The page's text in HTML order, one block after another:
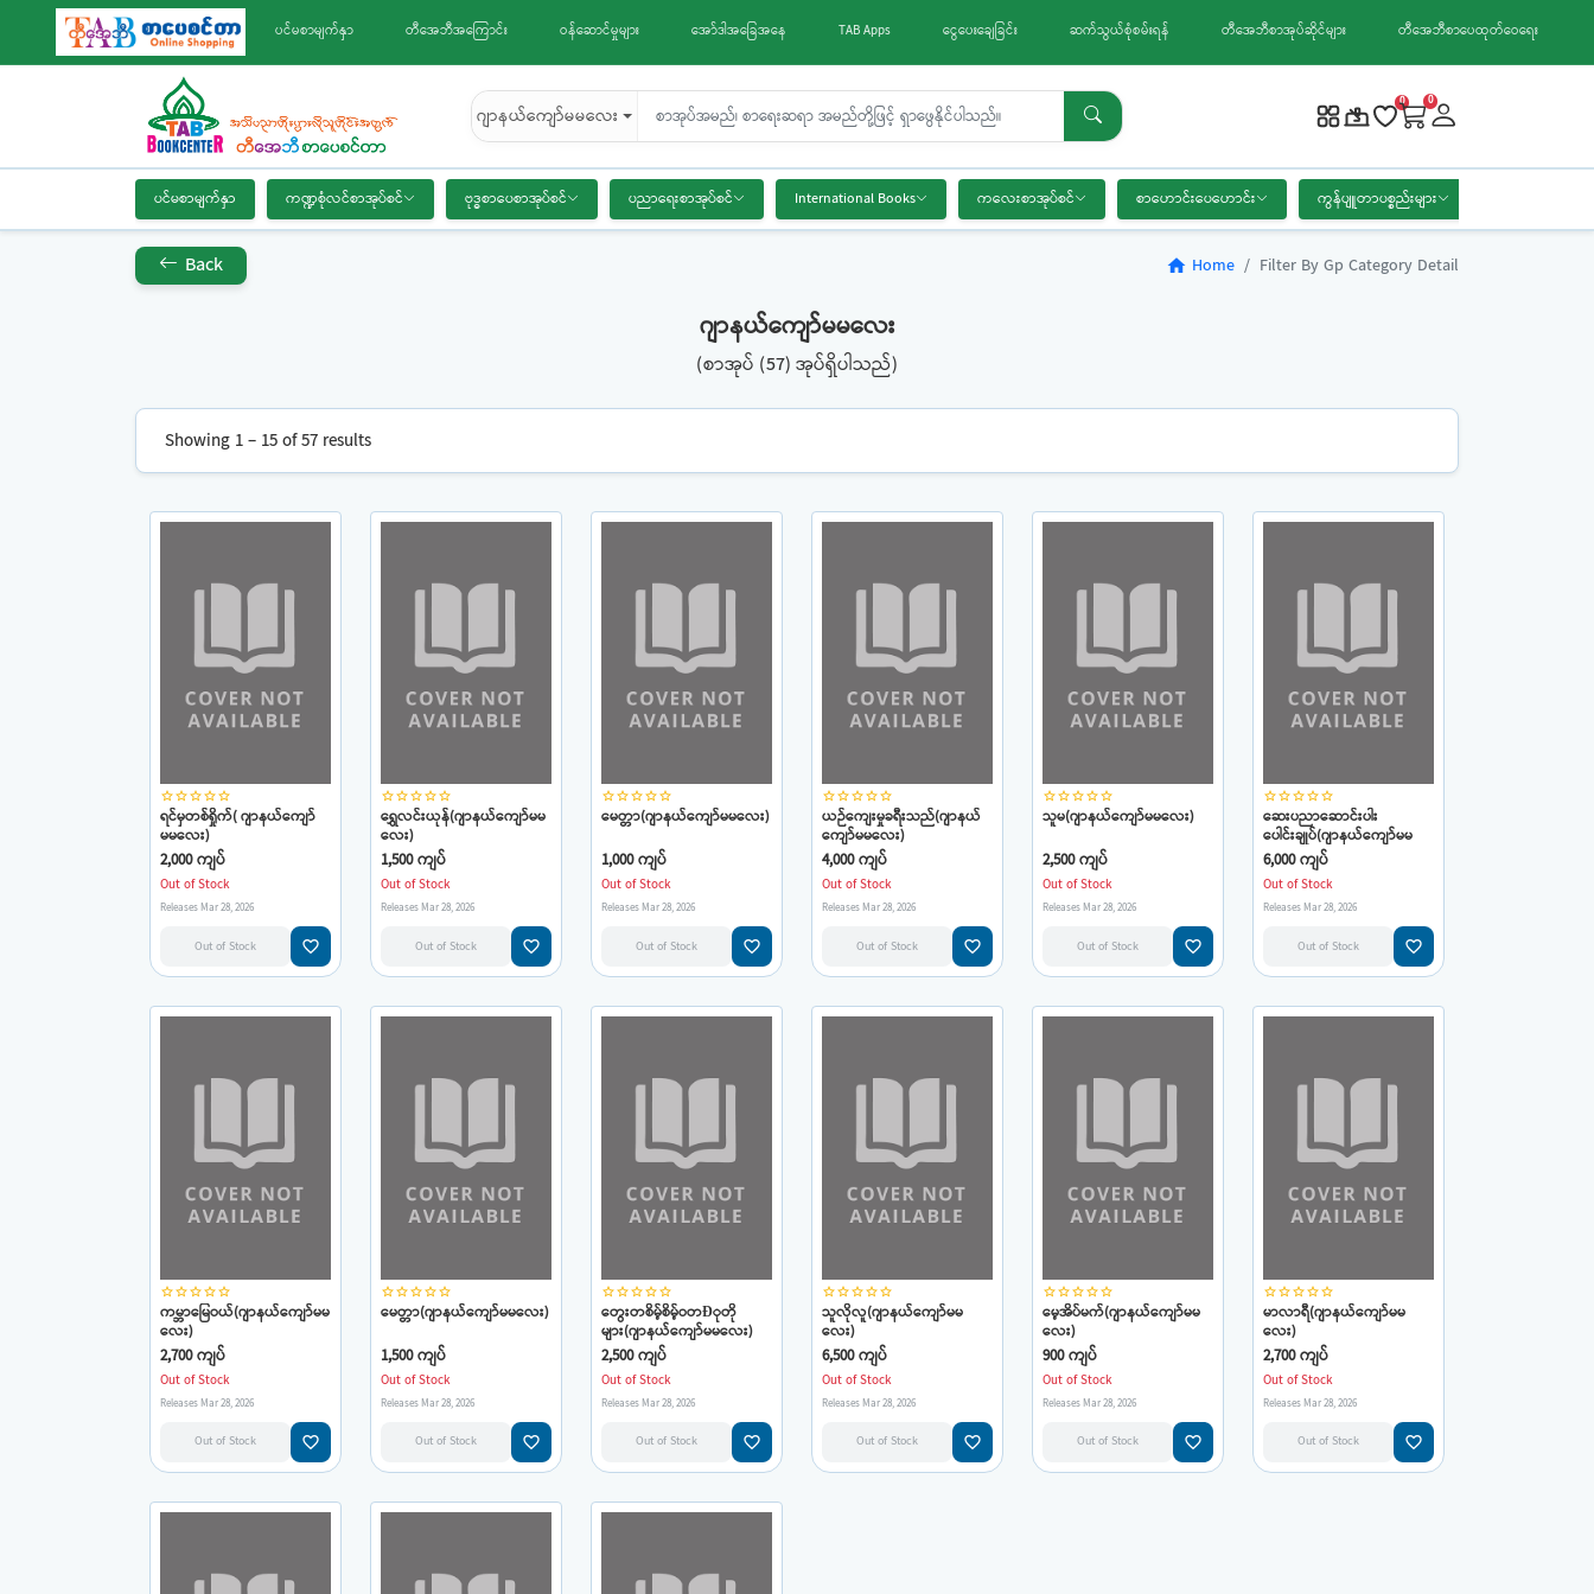
ပင်မစာမျက်နှာ တီအေဘီအကြောင်း ဝန်ဆောင်မှုများ အော်ဒါအခြေအနေ TAB Apps ငွေပေးချေခြင်း ဆက်သွယ်စုံစမ်းရန် တီအေဘီစာအုပ်ဆိုင်များ တီအေဘီစာပေထုတ်ဝေရေး
ဂျာနယ်ကျော်မမလေး
0 0
ပင်မစာမျက်နှာ ကဏ္ဍစုံလင်စာအုပ်စင် ဗုဒ္ဓစာပေစာအုပ်စင် ပညာရေးစာအုပ်စင် International Books ကလေးစာအုပ်စင် စာဟောင်းပေဟောင်း ကွန်ပျူတာပစ္စည်းများ
Back home Home Filter By Gp Category Detail
ဂျာနယ်ကျော်မမလေး
(စာအုပ် (57) အုပ်ရှိပါသည်)
Showing 1 – 15 of 57 results
star_borderstar_borderstar_borderstar_borderstar_border
ရင်မှတစ်ရှိုက်( ဂျာနယ်ကျော်
မမလေး)
2,000 ကျပ်
Out of Stock
Releases Mar 28, 2026
Out of Stock favorite_border
star_borderstar_borderstar_borderstar_borderstar_border
ရွှေလင်းယုန်(ဂျာနယ်ကျော်မမ
လေး)
1,500 ကျပ်
Out of Stock
Releases Mar 28, 2026
Out of Stock favorite_border
star_borderstar_borderstar_borderstar_borderstar_border
မေတ္တာ(ဂျာနယ်ကျော်မမလေး)
1,000 ကျပ်
Out of Stock
Releases Mar 28, 2026
Out of Stock favorite_border
star_borderstar_borderstar_borderstar_borderstar_border
ယဉ်ကျေးမှုခရီးသည်(ဂျာနယ်
ကျော်မမလေး)
4,000 ကျပ်
Out of Stock
Releases Mar 28, 2026
Out of Stock favorite_border
star_borderstar_borderstar_borderstar_borderstar_border
သူမ(ဂျာနယ်ကျော်မမလေး)
2,500 ကျပ်
Out of Stock
Releases Mar 28, 2026
Out of Stock favorite_border
star_borderstar_borderstar_borderstar_borderstar_border
ဆေးပညာဆောင်းပါး
ပေါင်းချုပ်(ဂျာနယ်ကျော်မမ
လေး)
6,000 ကျပ်
Out of Stock
Releases Mar 28, 2026
Out of Stock favorite_border
star_borderstar_borderstar_borderstar_borderstar_border
ကမ္ဘာမြေဝယ်(ဂျာနယ်ကျော်မမ
လေး)
2,700 ကျပ်
Out of Stock
Releases Mar 28, 2026
Out of Stock favorite_border
star_borderstar_borderstar_borderstar_borderstar_border
မေတ္တာ(ဂျာနယ်ကျော်မမလေး)
1,500 ကျပ်
Out of Stock
Releases Mar 28, 2026
Out of Stock favorite_border
star_borderstar_borderstar_borderstar_borderstar_border
တွေးတစိမ့်စိမ့်ဝတÐုတို
များ(ဂျာနယ်ကျော်မမလေး)
2,500 ကျပ်
Out of Stock
Releases Mar 28, 2026
Out of Stock favorite_border
star_borderstar_borderstar_borderstar_borderstar_border
သူလိုလူ(ဂျာနယ်ကျော်မမ
လေး)
6,500 ကျပ်
Out of Stock
Releases Mar 28, 2026
Out of Stock favorite_border
star_borderstar_borderstar_borderstar_borderstar_border
မေ့အိပ်မက်(ဂျာနယ်ကျော်မမ
လေး)
900 ကျပ်
Out of Stock
Releases Mar 28, 2026
Out of Stock favorite_border
star_borderstar_borderstar_borderstar_borderstar_border
မာလာရီ(ဂျာနယ်ကျော်မမ
လေး)
2,700 ကျပ်
Out of Stock
Releases Mar 28, 2026
Out of Stock favorite_border